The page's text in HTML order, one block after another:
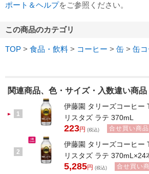
ポート＆ヘルプをご参照ください。
この商品のカテゴリ
TOP > 食品・飲料 > コーヒー > 缶 > 缶
関連商品、色・サイズ・入数違い商品
1
伊藤園 タリーズコーヒー
リスタズ ラテ 370mL
223円 (税込) 合せ買い商品
2
伊藤園 タリーズコーヒー
リスタズ ラテ 370mL×24
5,285円 (税込) 合せ買い